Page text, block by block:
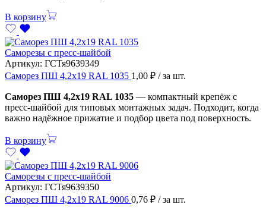
В корзину
Саморезы с пресс-шайбой
Артикул: ГСТя9639349
Саморез ПШ 4,2х19 RAL 1035 1,00 ₽ / за шт.
Саморез ПШ 4,2х19 RAL 1035 — компактный крепёж с
пресс-шайбой для типовых монтажных задач. Подходит, когда
важно надёжное прижатие и подбор цвета под поверхность.
В корзину
Саморезы с пресс-шайбой
Артикул: ГСТя9639350
Саморез ПШ 4,2х19 RAL 9006 0,76 ₽ / за шт.